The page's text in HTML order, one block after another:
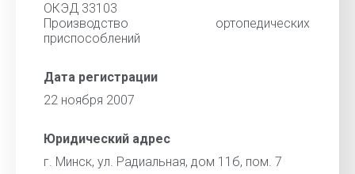
ОКЭД 33103
Производство ортопедических
приспособлений
Дата регистрации
22 ноября 2007
Юридический адрес
г. Минск, ул. Радиальная, дом 11б, пом. 7